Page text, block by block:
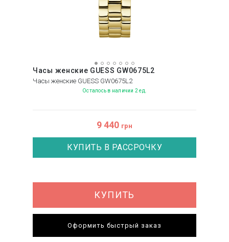
Часы женские GUESS GW0675L2
Часы женские GUESS GW0675L2
Осталось в наличии 2 ед.
9 440 грн
КУПИТЬ В РАССРОЧКУ
КУПИТЬ
Оформить быстрый заказ